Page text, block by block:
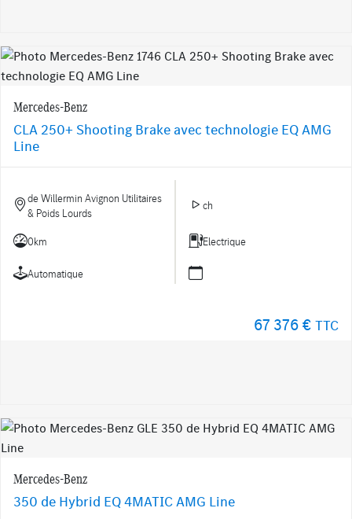
Mercedes-Benz
CLA 250+ Shooting Brake avec technologie EQ AMG
Line
de Willermin Avignon Utilitaires
& Poids Lourds
ch
0km Electrique
Automatique
67 376 € TTC
Mercedes-Benz
350 de Hybrid EQ 4MATIC AMG Line